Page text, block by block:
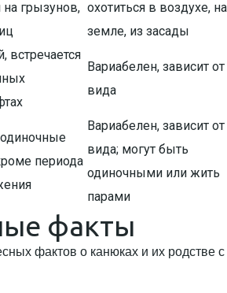
на грызунов, охотиться в воздухе, на
земле, из засады
встречается
Вариабелен, зависит от
вида
периода
Вариабелен, зависит от
вида; могут быть
одиночными или жить
парами
факты
фактов о канюках и их родстве с